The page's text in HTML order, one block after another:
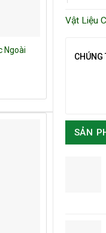
Ngoài
Vật Liệu
CHÚNG
SẢN